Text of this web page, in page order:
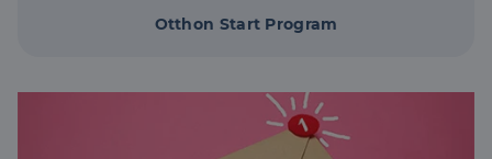
Otthon Start Program